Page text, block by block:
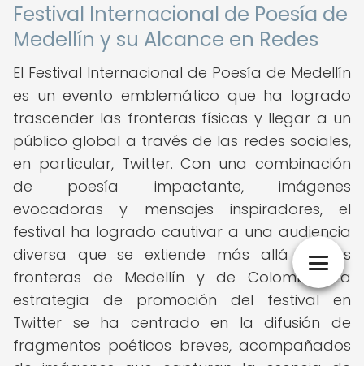
Festival Internacional de Poesía de
Medellín y su Alcance en Redes
El Festival Internacional de Poesía de Medellín
es un evento emblemático que ha logrado
trascender las fronteras físicas y llegar a un
público global a través de las redes sociales,
en particular, Twitter. Con una combinación
de poesía impactante, imágenes
evocadoras y mensajes inspiradores, el
festival ha logrado cautivar a una audiencia
diversa que se extiende más allá de las
fronteras de Medellín y de Colombia. La
estrategia de promoción del festival en
Twitter se ha centrado en la difusión de
fragmentos poéticos breves, acompañados